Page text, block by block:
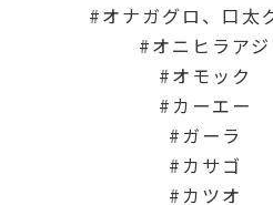
オナガグロ、口太
オニヒラアジ
オモック
カーエー
ガーラ
カサゴ
カツオ